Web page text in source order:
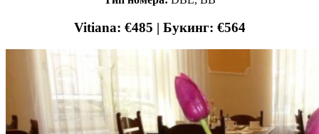
Vitiana: €485 | Букинг: €564